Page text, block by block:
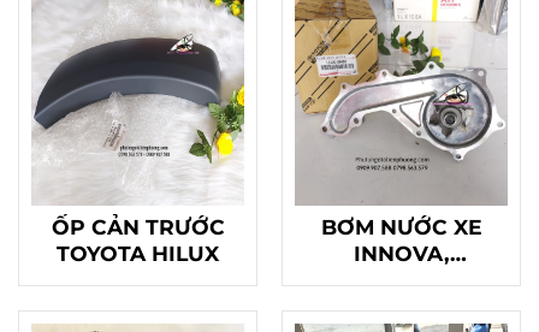
ỐP CẢN TRƯỚC
TOYOTA HILUX
BƠM NƯỚC XE
INNOVA,
FORTUNER,
HILLUX , HIACE